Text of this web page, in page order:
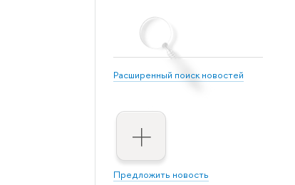
Расширенный поиск новостей
Предложить новость